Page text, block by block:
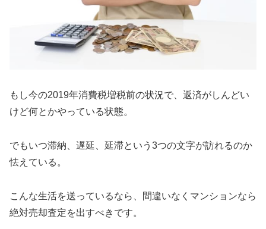
もし今の2019年消費税増税前の状況で、返済がしんどい
けど何とかやっている状態。
でもいつ滞納、遅延、延滞という3つの文字が訪れるのか
怯えている。
こんな生活を送っているなら、間違いなくマンションなら
絶対売却査定を出すべきです。